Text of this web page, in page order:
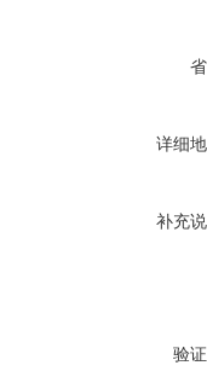
详细
补充
验